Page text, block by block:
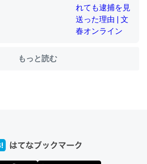
に置いて４年。でたまに覗いてる。ぼ
うかと画策中。あと、Googleマップで
てる。電池残量や充電中かが分かるので
いだった遠方の父67歳と僕。ITツール導入で
う孝行もできる。一生で親と会える残
もっと読む